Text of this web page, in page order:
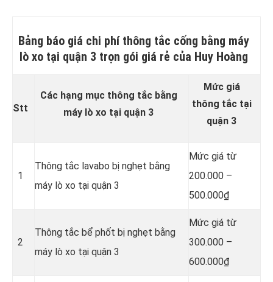
Bảng báo giá chi phí thông tắc cống bằng máy
lò xo tại quận 3 trọn gói giá rẻ của Huy Hoàng
Stt
Các hạng mục thông tắc bằng
máy lò xo tại quận 3
Mức giá
thông tắc tại
quận 3
1
Thông tắc lavabo bị nghẹt bằng
máy lò xo tại quận 3
Mức giá từ
200.000 –
500.000₫
2
Thông tắc bể phốt bị nghẹt bằng
máy lò xo tại quận 3
Mức giá từ
300.000 –
600.000₫